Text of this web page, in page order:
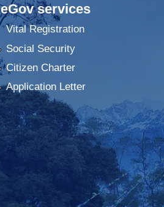
eGov services
Vital Registration
Social Security
Citizen Charter
Application Letter